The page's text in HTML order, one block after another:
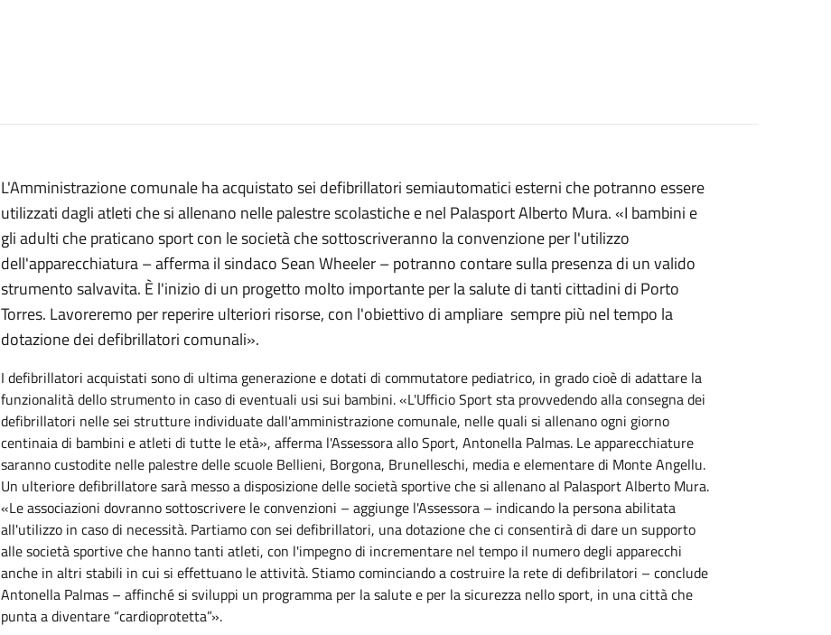
L'Amministrazione comunale ha acquistato sei defibrillatori semiautomatici esterni che potranno essere
utilizzati dagli atleti che si allenano nelle palestre scolastiche e nel Palasport Alberto Mura. «I bambini e
gli adulti che praticano sport con le società che sottoscriveranno la convenzione per l'utilizzo
dell'apparecchiatura – afferma il sindaco Sean Wheeler – potranno contare sulla presenza di un valido
strumento salvavita. È l'inizio di un progetto molto importante per la salute di tanti cittadini di Porto
Torres. Lavoreremo per reperire ulteriori risorse, con l'obiettivo di ampliare sempre più nel tempo la
dotazione dei defibrillatori comunali».
I defibrillatori acquistati sono di ultima generazione e dotati di commutatore pediatrico, in grado cioè di adattare la
funzionalità dello strumento in caso di eventuali usi sui bambini. «L'Ufficio Sport sta provvedendo alla consegna dei
defibrillatori nelle sei strutture individuate dall'amministrazione comunale, nelle quali si allenano ogni giorno
centinaia di bambini e atleti di tutte le età», afferma l'Assessora allo Sport, Antonella Palmas. Le apparecchiature
saranno custodite nelle palestre delle scuole Bellieni, Borgona, Brunelleschi, media e elementare di Monte Angellu.
Un ulteriore defibrillatore sarà messo a disposizione delle società sportive che si allenano al Palasport Alberto Mura.
«Le associazioni dovranno sottoscrivere le convenzioni – aggiunge l'Assessora – indicando la persona abilitata
all'utilizzo in caso di necessità. Partiamo con sei defibrillatori, una dotazione che ci consentirà di dare un supporto
alle società sportive che hanno tanti atleti, con l'impegno di incrementare nel tempo il numero degli apparecchi
anche in altri stabili in cui si effettuano le attività. Stiamo cominciando a costruire la rete di defibrilatori – conclude
Antonella Palmas – affinché si sviluppi un programma per la salute e per la sicurezza nello sport, in una città che
punta a diventare “cardioprotetta”».